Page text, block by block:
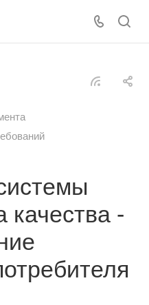
-